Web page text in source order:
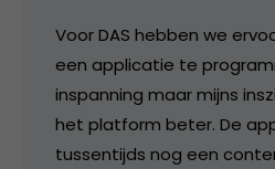
Voor DAS hebben we
een applicatie te
inspanning maar mijns
het platform beter. De
tussentijds nog een